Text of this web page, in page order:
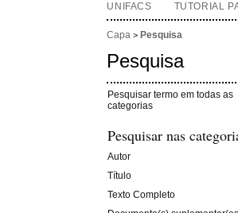
UNIFACS
TUTORIAL
Capa > Pesquisa
Pesquisa
Pesquisar termo em todas as
categorias
Pesquisar nas
Autor
Título
Texto Completo